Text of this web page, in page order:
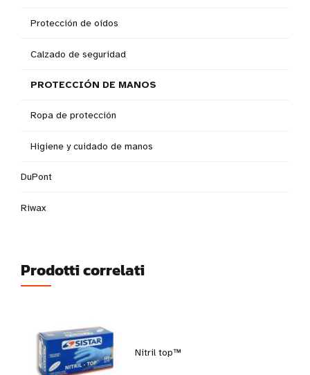
Protección de oídos
Calzado de seguridad
PROTECCIÓN DE MANOS
Ropa de protección
Higiene y cuidado de manos
DuPont
Riwax
Prodotti correlati
Nitril top™